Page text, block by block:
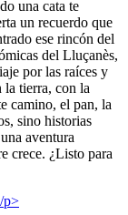
una cata te
un recuerdo que
ese rincón del
del Lluçanès,
por las raíces y
la tierra, con la
camino, el pan, la
sino historias
aventura
crece. ¿Listo para